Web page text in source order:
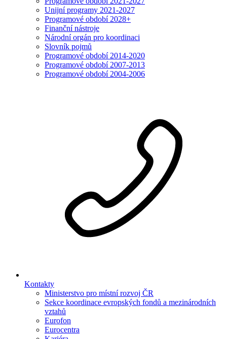
Unijní programy 2021-2027
Programové období 2028+
Finanční nástroje
Národní orgán pro koordinaci
Slovník pojmů
Programové období 2014-2020
Programové období 2007-2013
Programové období 2004-2006
Kontakty
Ministerstvo pro místní rozvoj ČR
Sekce koordinace evropských fondů a mezinárodních
vztahů
Eurofon
Eurocentra